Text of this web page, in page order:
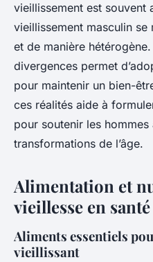
vieillissement est souvent
vieillissement masculin
et de manière
divergences permet
pour maintenir un bien-
ces réalités aide à
pour soutenir les hommes
transformations de l’âge.
Alimentation et
vieillesse en santé
Aliments essentiels
vieillissant